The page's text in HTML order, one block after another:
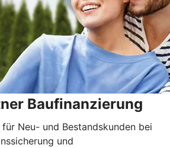
Baufinanzierung
Neu- und Bestandskunden bei
und